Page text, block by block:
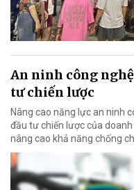
An ninh công
tư chiến lược
Nâng cao năng lực an ninh
đầu tư chiến lược của
nâng cao khả năng chống